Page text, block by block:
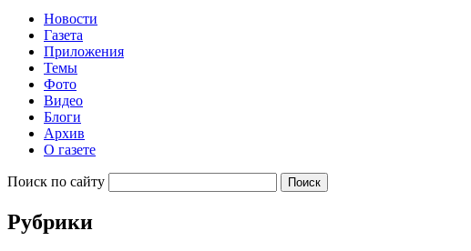
Новости
Газета
Приложения
Темы
Фото
Видео
Блоги
Архив
О газете
Поиск по сайту
Рубрики